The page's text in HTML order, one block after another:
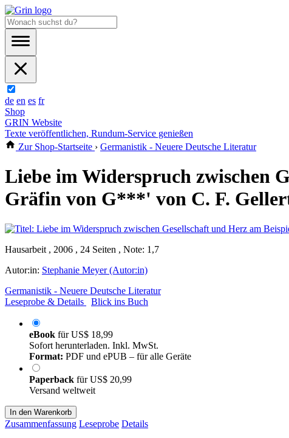
de en es fr
Shop
GRIN Website
Texte veröffentlichen, Rundum-Service genießen
Zur Shop-Startseite › Germanistik - Neuere Deutsche Literatur
Liebe im Widerspruch zwischen
Gräfin von G***' von C. F.
Hausarbeit , 2006 , 24 Seiten , Note: 1,7
Autor:in: Stephanie Meyer (Autor:in)
Germanistik - Neuere Deutsche Literatur
Leseprobe & Details
Blick ins Buch
eBook fürUS$ 18,99
Sofort herunterladen. Inkl. MwSt.
Format: PDF und ePUB – für alle Geräte
Paperback fürUS$ 20,99
Versand weltweit
In den Warenkorb
Zusammenfassung Leseprobe Details